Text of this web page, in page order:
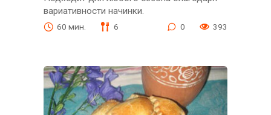
вариативности начинки.
60 мин. 6 0 393